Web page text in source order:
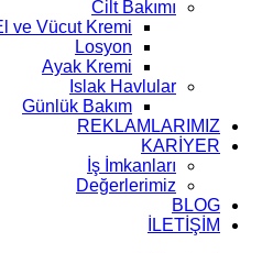
Cilt Bakımı
ve Vücut Kremi
Losyon
Ayak Kremi
Islak Havlular
Günlük Bakım
REKLAMLARIMIZ
KARİYER
İş İmkanları
Değerlerimiz
BLOG
İLETİŞİM